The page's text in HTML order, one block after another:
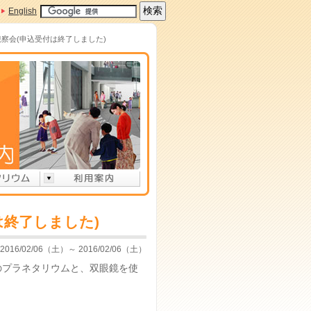
English
会(申込受付は終了しました)
了しました)
02/06（土）～ 2016/02/06（土）
ラネタリウムと、双眼鏡を使